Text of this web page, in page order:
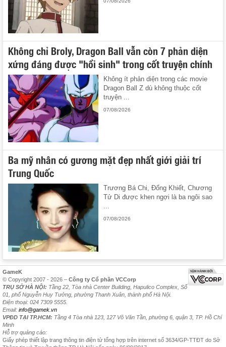
Không chỉ Broly, Dragon Ball vẫn còn 7 phản diện
xứng đáng được "hồi sinh" trong cốt truyện chính
Không ít phản diện trong các movie
Dragon Ball Z dù không thuộc cốt
truyện ...
07/08/2026
Ba mỹ nhân có gương mặt đẹp nhất giới giải trí
Trung Quốc
Trương Bá Chi, Đổng Khiết, Chương
Tử Di được khen ngợi là ba ngôi sao
...
07/08/2026
GameK
© Copyright 2007 - 2026 – Công ty Cổ phần VCCorp
TRỤ SỞ HÀ NỘI: Tầng 22, Tòa nhà Center Building, Hapulico Complex, Số
01, phố Nguyễn Huy Tưởng, phường Thanh Xuân, thành phố Hà Nội.
Điện thoại: 024 7309 5555.
Email: info@gamek.vn
VPĐD TẠI TP.HCM: Tầng 4 Tòa nhà 123, 127 Võ Văn Tần, phường 6, quận 3, TP. Hồ Chí
Minh
Hỗ trợ quảng cáo:
Giấy phép thiết lập trang thông tin điện tử tổng hợp trên internet số 3634/GP-TTĐT do Sở